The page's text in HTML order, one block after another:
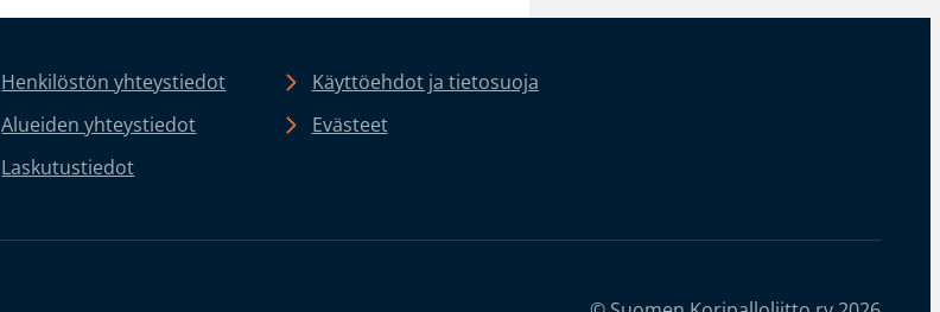
Henkilöstön yhteystiedot
Alueiden yhteystiedot
Laskutustiedot
Käyttöehdot ja tietosuoja
Evästeet